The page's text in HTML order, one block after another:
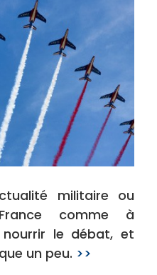
militaire ou
comme à
nourrir le débat, et
un peu. >>